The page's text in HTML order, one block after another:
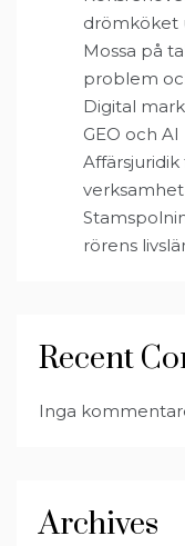
drömköket
Mossa på
problem
Digital
GEO och AI
verksamhet
rörens
Recent
Inga
Archives